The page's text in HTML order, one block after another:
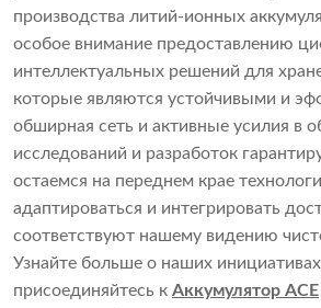
производства литий-ионных
особое внимание предоставлению
интеллектуальных решений для
которые являются устойчивыми и
обширная сеть и активные усилия в
исследований и разработок
остаемся на переднем крае
адаптироваться и интегрировать
соответствуют нашему видению
Узнайте больше о наших
присоединяйтесь к Аккумулятор ACE